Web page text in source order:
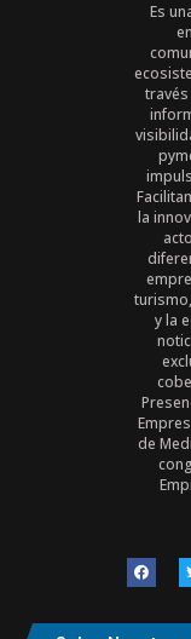
Es
la
y la
de